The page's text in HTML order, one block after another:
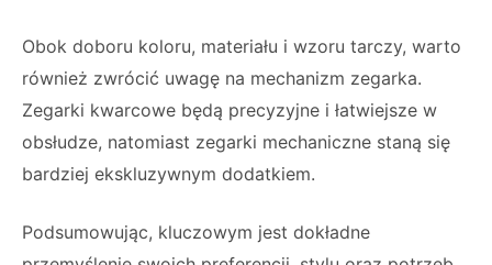
Obok doboru koloru, materiału i wzoru tarczy, warto
również zwrócić uwagę na mechanizm zegarka.
Zegarki kwarcowe będą precyzyjne i łatwiejsze w
obsłudze, natomiast zegarki mechaniczne staną się
bardziej ekskluzywnym dodatkiem.
Podsumowując, kluczowym jest dokładne